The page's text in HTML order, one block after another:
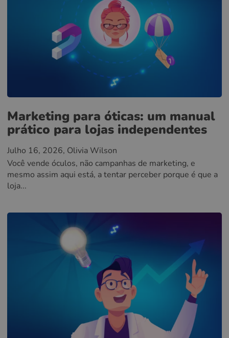
Marketing para óticas: um manual
prático para lojas independentes
Julho 16, 2026, Olivia Wilson
Você vende óculos, não campanhas de marketing, e
mesmo assim aqui está, a tentar perceber porque é que a
loja...